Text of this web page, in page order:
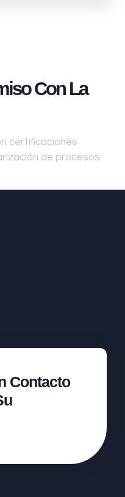
Con La
certificaciones
de procesos:
Contacto